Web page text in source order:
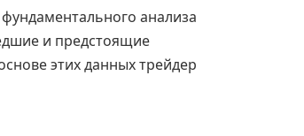
анализа
и предстоящие
этих данных трейдер